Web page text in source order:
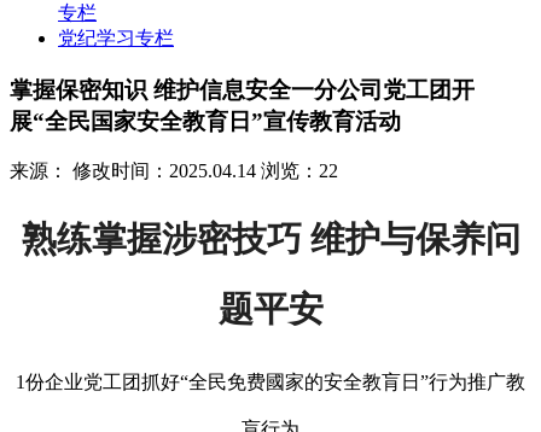
专栏
党纪学习专栏
掌握保密知识 维护信息安全一分公司党工团开
展“全民国家安全教育日”宣传教育活动
来源： 修改时间：2025.04.14 浏览：22
熟练掌握涉密技巧 维护与保养问
题平安
1份企业党工团抓好“全民免费國家的安全教肓日”行为推广教